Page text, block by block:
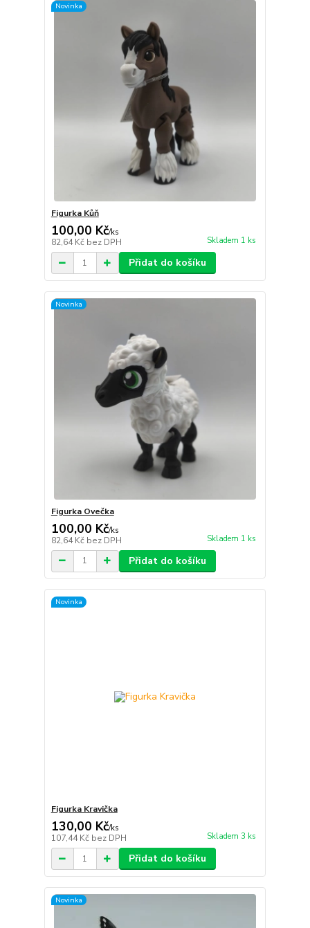
Novinka
Figurka Kůň
100,00 Kč/ks
82,64 Kč bez DPH Skladem 1 ks
Přidat do košíku
Novinka
Figurka Ovečka
100,00 Kč/ks
82,64 Kč bez DPH Skladem 1 ks
Přidat do košíku
Novinka
Figurka Kravička
130,00 Kč/ks
107,44 Kč bez DPH Skladem 3 ks
Přidat do košíku
Novinka